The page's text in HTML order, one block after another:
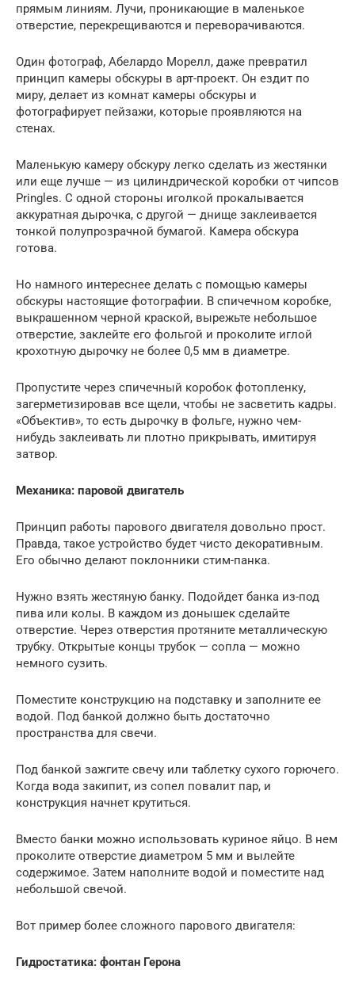
прямым линиям. Лучи, проникающие в маленькое
отверстие, перекрещиваются и переворачиваются.
Один фотограф, Абелардо Морелл, даже превратил
принцип камеры обскуры в арт-проект. Он ездит по
миру, делает из комнат камеры обскуры и
фотографирует пейзажи, которые проявляются на
стенах.
Маленькую камеру обскуру легко сделать из жестянки
или еще лучше — из цилиндрической коробки от чипсов
Pringles. С одной стороны иголкой прокалывается
аккуратная дырочка, с другой — днище заклеивается
тонкой полупрозрачной бумагой. Камера обскура
готова.
Но намного интереснее делать с помощью камеры
обскуры настоящие фотографии. В спичечном коробке,
выкрашенном черной краской, вырежьте небольшое
отверстие, заклейте его фольгой и проколите иглой
крохотную дырочку не более 0,5 мм в диаметре.
Пропустите через спичечный коробок фотопленку,
загерметизировав все щели, чтобы не засветить кадры.
«Объектив», то есть дырочку в фольге, нужно чем-
нибудь заклеивать ли плотно прикрывать, имитируя
затвор.
Механика: паровой двигатель
Принцип работы парового двигателя довольно прост.
Правда, такое устройство будет чисто декоративным.
Его обычно делают поклонники стим-панка.
Нужно взять жестяную банку. Подойдет банка из-под
пива или колы. В каждом из донышек сделайте
отверстие. Через отверстия протяните металлическую
трубку. Открытые концы трубок — сопла — можно
немного сузить.
Поместите конструкцию на подставку и заполните ее
водой. Под банкой должно быть достаточно
пространства для свечи.
Под банкой зажгите свечу или таблетку сухого горючего.
Когда вода закипит, из сопел повалит пар, и
конструкция начнет крутиться.
Вместо банки можно использовать куриное яйцо. В нем
проколите отверстие диаметром 5 мм и вылейте
содержимое. Затем наполните водой и поместите над
небольшой свечой.
Вот пример более сложного парового двигателя:
Гидростатика: фонтан Герона